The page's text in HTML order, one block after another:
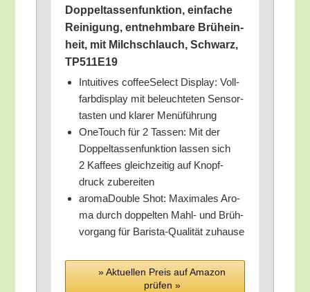
Dop­pel­tas­sen­funk­ti­on, ein­fa­che
Rei­ni­gung, ent­nehm­ba­re Brüh­ein­
heit, mit Milch­schlauch, Schwarz,
TP511E19
Intui­ti­ves cof­fee­Sel­ect Dis­play: Voll­
farb­dis­play mit beleuch­te­ten Sen­sor­
tas­ten und kla­rer Menüführung
One­Touch für 2 Tas­sen: Mit der
Dop­pel­tas­sen­funk­ti­on las­sen sich
2 Kaf­fees gleich­zei­tig auf Knopf­
druck zubereiten
aro­ma­Dou­ble Shot: Maxi­ma­les Aro­
ma durch dop­pel­ten Mahl- und Brüh­
vor­gang für Baris­ta-Qua­li­tät zuhause
» Aktu­el­len Preis auf Ama­zon
prü­fen »